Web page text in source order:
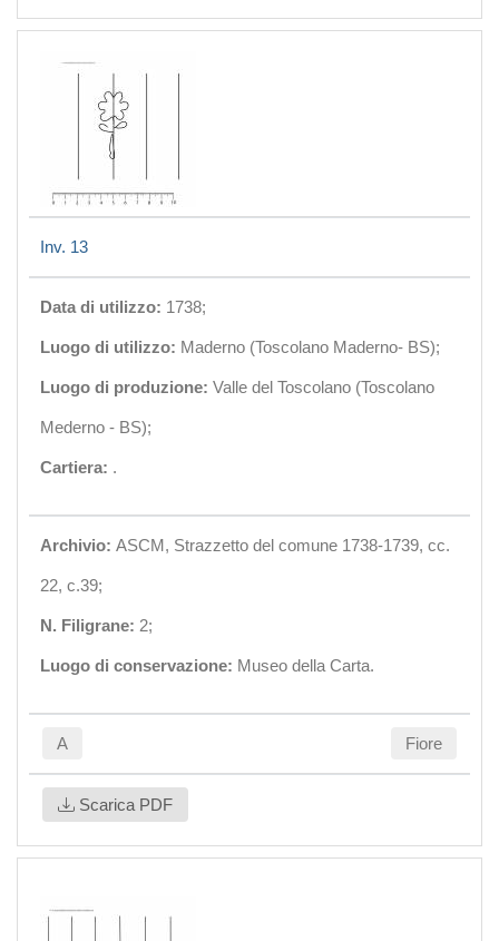
Inv. 13
Data di utilizzo: 1738;
Luogo di utilizzo: Maderno (Toscolano Maderno- BS);
Luogo di produzione: Valle del Toscolano (Toscolano
Mederno - BS);
Cartiera: .
Archivio: ASCM, Strazzetto del comune 1738-1739, cc.
22, c.39;
N. Filigrane: 2;
Luogo di conservazione: Museo della Carta.
A Fiore
Scarica PDF